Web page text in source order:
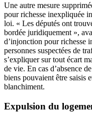
Une autre mesure
pour richesse inexpliquée
loi. « Les députés ont
bordée juridiquement »,
d’injonction pour richesse
personnes suspectées de
s’expliquer sur tout écart
de vie. En cas d’absence
biens pouvaient être saisis
blanchiment.
Expulsion du